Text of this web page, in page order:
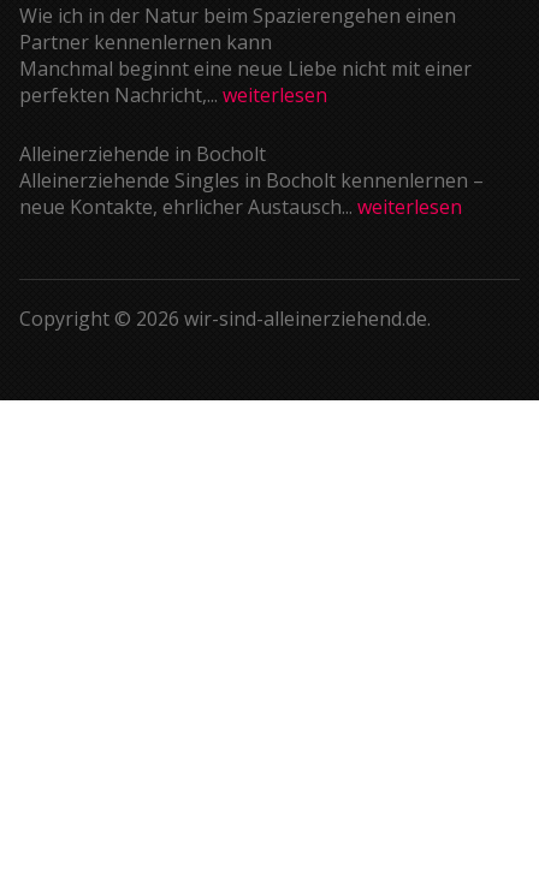
Wie ich in der Natur beim Spazierengehen einen
Partner kennenlernen kann
Manchmal beginnt eine neue Liebe nicht mit einer
perfekten Nachricht,... weiterlesen
Alleinerziehende in Bocholt
Alleinerziehende Singles in Bocholt kennenlernen –
neue Kontakte, ehrlicher Austausch... weiterlesen
Copyright © 2026 wir-sind-alleinerziehend.de.